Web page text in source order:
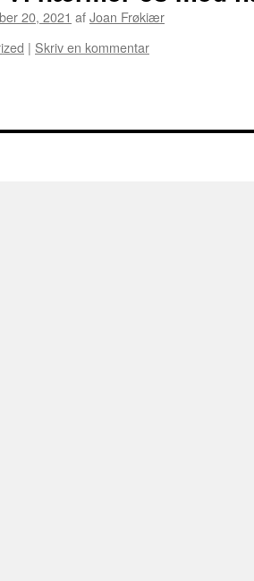
20, 2021 afJoan Frøkiær
| Skriv en kommentar